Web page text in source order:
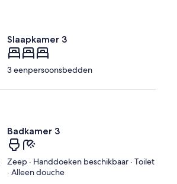
Slaapkamer 3
3 eenpersoonsbedden
Badkamer 3
Zeep · Handdoeken beschikbaar · Toilet
· Alleen douche